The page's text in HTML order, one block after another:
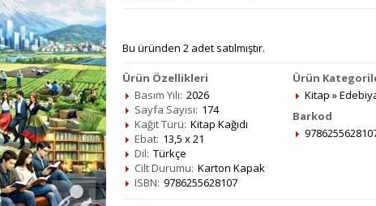
Bu üründen 2 adet satılmıştır.
Ürün Özellikleri
Basım Yılı: 2026
Sayfa Sayısı: 174
Kağıt Türü: Kitap Kağıdı
Ebat: 13,5 x 21
Dil: Türkçe
Cilt Durumu: Karton Kapak
ISBN: 9786255628107
Ürün
Kitap »
Barkod